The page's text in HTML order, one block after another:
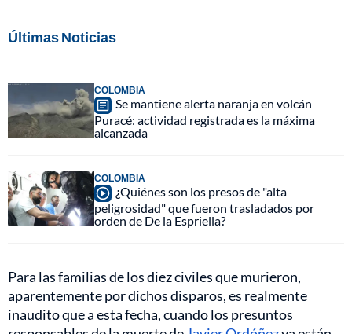
Últimas Noticias
COLOMBIA
Se mantiene alerta naranja en volcán
Puracé: actividad registrada es la máxima
alcanzada
COLOMBIA
¿Quiénes son los presos de "alta
peligrosidad" que fueron trasladados por
orden de De la Espriella?
Para las familias de los diez civiles que murieron,
aparentemente por dichos disparos, es realmente
inaudito que a esta fecha, cuando los presuntos